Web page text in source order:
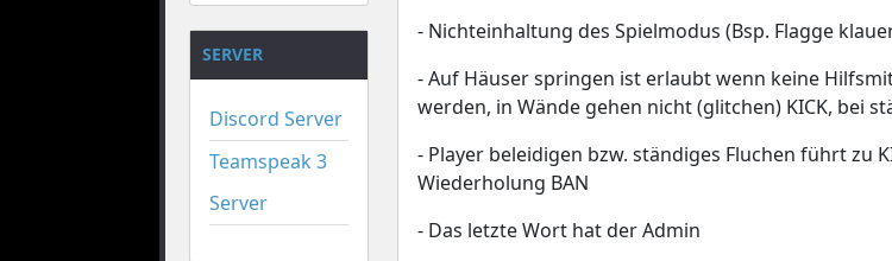
SERVER
Discord Server
Teamspeak 3
Server
- Nichteinhaltung des Spielmodus (Bsp. Flagge
- Auf Häuser springen ist erlaubt wenn keine
werden, in Wände gehen nicht (glitchen) KICK, bei
- Player beleidigen bzw. ständiges Fluchen führt zu
Wiederholung BAN
- Das letzte Wort hat der Admin